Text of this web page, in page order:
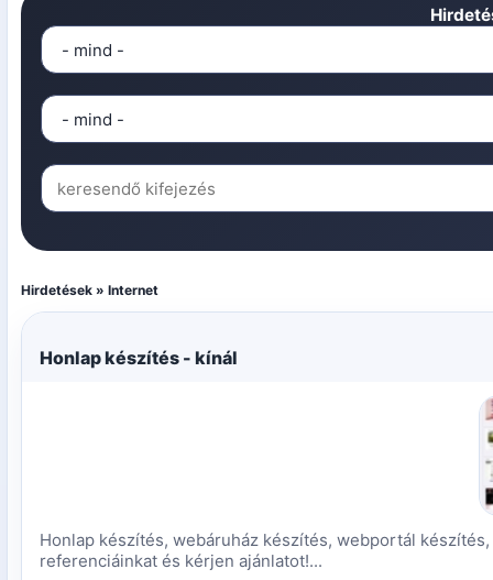
Hirdetések » Internet
Honlap készítés - kínál
Honlap készítés, webáruház készítés, webportál
referenciáinkat és kérjen ajánlatot!...